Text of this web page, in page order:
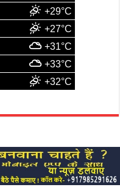
+29°C
+27°C
+31°C
+33°C
+32°C